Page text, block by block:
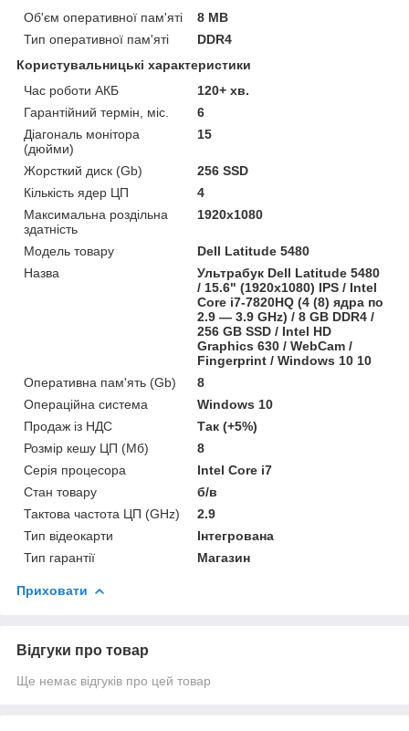
Об'єм оперативної пам'яті
8 MB
Тип оперативної пам'яті
DDR4
Користувальницькі характеристики
Час роботи АКБ
120+ хв.
Гарантійний термін, міс.
6
Діагональ монітора
(дюйми)
15
Жорсткий диск (Gb)
256 SSD
Кількість ядер ЦП
4
Максимальна роздільна
здатність
1920x1080
Модель товару
Dell Latitude 5480
Назва
Ультрабук Dell Latitude 5480
/ 15.6" (1920x1080) IPS / Intel
Core i7-7820HQ (4 (8) ядра по
2.9 — 3.9 GHz) / 8 GB DDR4 /
256 GB SSD / Intel HD
Graphics 630 / WebCam /
Fingerprint / Windows 10 10
Оперативна пам'ять (Gb)
8
Операційна система
Windows 10
Продаж із НДС
Так (+5%)
Розмір кешу ЦП (Мб)
8
Серія процесора
Intel Core i7
Стан товару
б/в
Тактова частота ЦП (GHz)
2.9
Тип відеокарти
Інтегрована
Тип гарантії
Магазин
Приховати
Відгуки про товар
Ще немає відгуків про цей товар